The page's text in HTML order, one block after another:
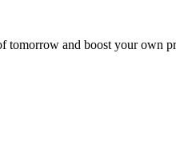
and boost your own